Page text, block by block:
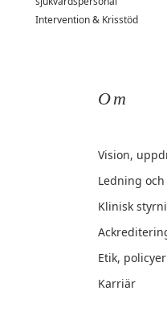
Intervention & Krisstöd
Om
Vision,
Ledning
Klinisk
Etik,
Karriär